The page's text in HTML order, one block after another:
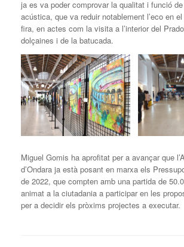
ja es va poder comprovar la qualitat i funció
acústica, que va reduir notablement l’eco en
fira, en actes com la visita a l’interior del
dolçaines i de la batucada.
Miguel Gomis ha aprofitat per a avançar que
d’Ondara ja està posant en marxa els
de 2022, que compten amb una partida de
animat a la ciutadania a participar en les
per a decidir els pròxims projectes a executar.